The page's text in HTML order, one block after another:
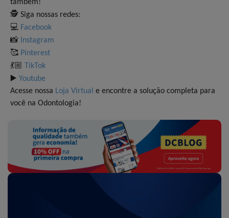
também!
🕵 Siga nossas redes:
💻 Facebook
📸 Instagram
🥰 Pinterest
💃🏼 TikTok
▶️ Youtube
Acesse nossa Loja Virtual e encontre a solução completa para
você na Odontologia!